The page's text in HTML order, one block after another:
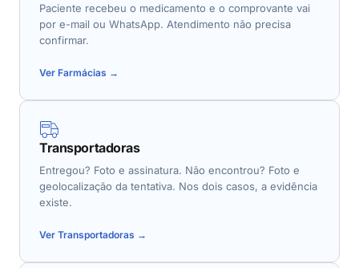
Paciente recebeu o medicamento e o comprovante vai
por e-mail ou WhatsApp. Atendimento não precisa
confirmar.
Ver Farmácias →
Transportadoras
Entregou? Foto e assinatura. Não encontrou? Foto e
geolocalização da tentativa. Nos dois casos, a evidência
existe.
Ver Transportadoras →